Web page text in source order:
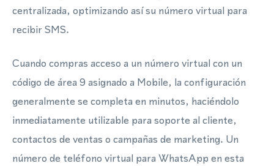
centralizada, optimizando así su número virtual para
recibir SMS.
Cuando compras acceso a un número virtual con un
código de área 9 asignado a Mobile, la configuración
generalmente se completa en minutos, haciéndolo
inmediatamente utilizable para soporte al cliente,
contactos de ventas o campañas de marketing. Un
número de teléfono virtual para WhatsApp en esta